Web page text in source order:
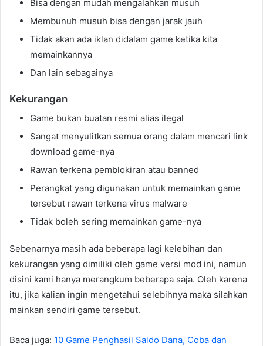
Bisa dengan mudah mengalahkan musuh
Membunuh musuh bisa dengan jarak jauh
Tidak akan ada iklan didalam game ketika kita
memainkannya
Dan lain sebagainya
Kekurangan
Game bukan buatan resmi alias ilegal
Sangat menyulitkan semua orang dalam mencari link
download game-nya
Rawan terkena pemblokiran atau banned
Perangkat yang digunakan untuk memainkan game
tersebut rawan terkena virus malware
Tidak boleh sering memainkan game-nya
Sebenarnya masih ada beberapa lagi kelebihan dan
kekurangan yang dimiliki oleh game versi mod ini, namun
disini kami hanya merangkum beberapa saja. Oleh karena
itu, jika kalian ingin mengetahui selebihnya maka silahkan
mainkan sendiri game tersebut.
Baca juga: 10 Game Penghasil Saldo Dana, Coba dan